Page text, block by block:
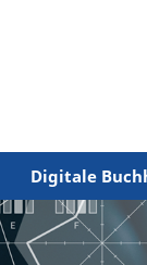
Digitale